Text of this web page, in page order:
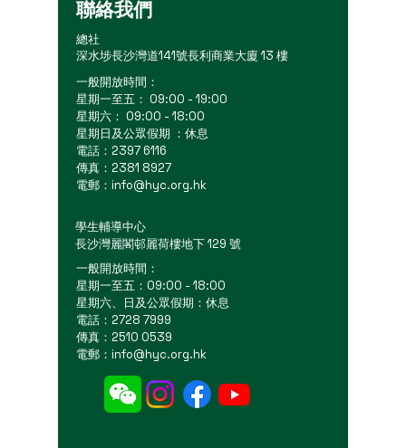
聯絡我們
總社
深水埗長沙灣道141號長利商業大廈 13 樓
一般開放時間：
星期一至五： 09:00 - 19:00
星期六： 09:00 - 18:00
星期日及公眾假期 ：休息
電話：2397 6116
傳真：2381 8927
電郵： info@hyc.org.hk
學生輔導中心
長沙灣麗閣邨麗荷樓地下 129 號
一般開放時間：
星期一至五：09:00 - 18:00
星期六、日及公眾假期：休息
電話：2728 7999
傳真：2510 0539
電郵： info@hyc.org.hk